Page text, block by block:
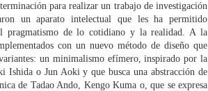
para realizar un trabajo de investigación
un aparato intelectual que les ha permitido
pragmatismo de lo cotidiano y la realidad. A la
con un nuevo método de diseño que
un minimalismo efímero, inspirado por la
o Jun Aoki y que busca una abstracción de
de Tadao Ando, Kengo Kuma o, que se expresa
en esa
is Present,
en el MoMA